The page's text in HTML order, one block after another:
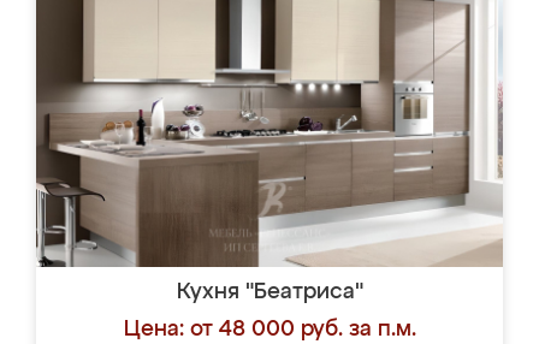
Кухня "Беатриса"
Цена: от 48 000 руб. за п.м.